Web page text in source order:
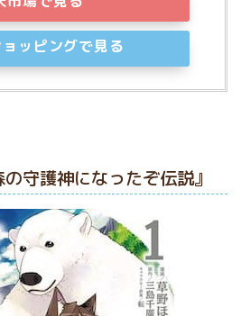
ッピングで見る
守護神になったぞ伝説』